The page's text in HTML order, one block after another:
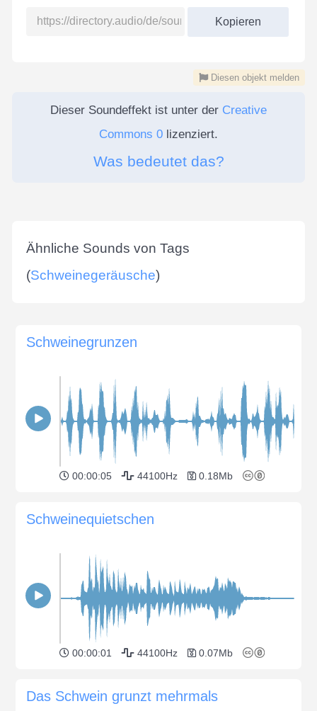
Kopieren
Diesen objekt melden
Dieser Soundeffekt ist unter der Creative
Commons 0 lizenziert.
Was bedeutet das?
Ähnliche Sounds von Tags
(Schweinegeräusche)
Schweinegrunzen
00:00:05 44100Hz 0.18Mb
Schweinequietschen
00:00:01 44100Hz 0.07Mb
Das Schwein grunzt mehrmals